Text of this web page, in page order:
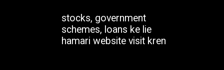
stocks, government
schemes, loans ke lie
hamari website visit kren